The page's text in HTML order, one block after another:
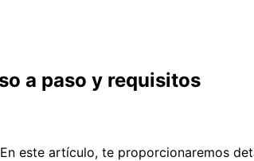
a paso y requisitos
este artículo, te proporcionaremos